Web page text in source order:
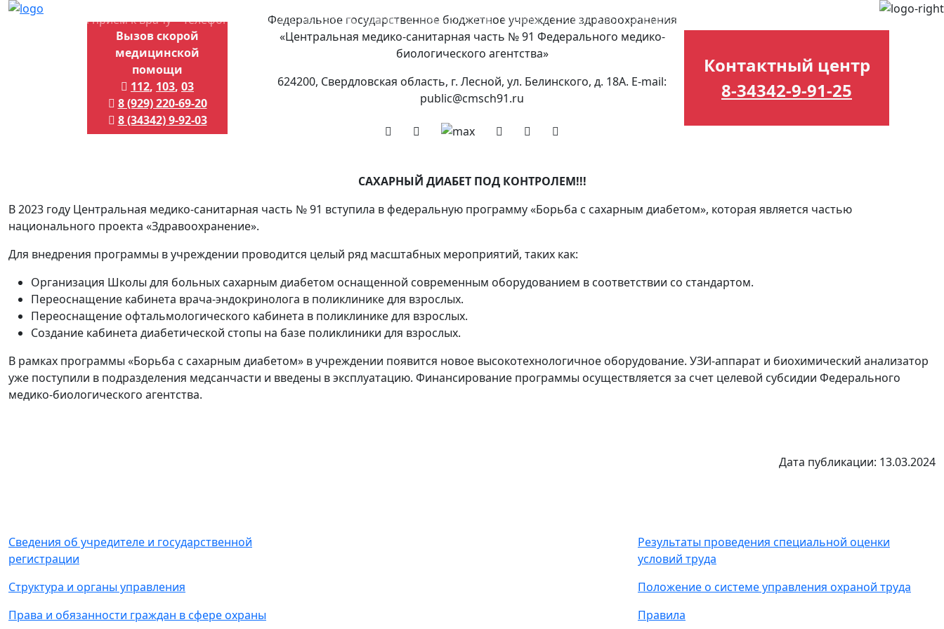
Запись на прием к врачу Телефоны Расписание работы врачей и специалистов Режим и график работы подразделений
Вызов скорой
медицинской
помощи
112, 103, 03
8 (929) 220-69-20
8 (34342) 9-92-03
Федеральное государственное бюджетное учреждение здравоохранения
«Центральная медико-санитарная часть № 91 Федерального медико-
биологического агентства»
624200, Свердловская область, г. Лесной, ул. Белинского, д. 18А. E-mail:
public@cmsch91.ru
Контактный центр
8-34342-9-91-25
САХАРНЫЙ ДИАБЕТ ПОД КОНТРОЛЕМ!!!
В 2023 году Центральная медико-санитарная часть № 91 вступила в федеральную программу «Борьба с сахарным диабетом», которая является частью
национального проекта «Здравоохранение».
Для внедрения программы в учреждении проводится целый ряд масштабных мероприятий, таких как:
Организация Школы для больных сахарным диабетом оснащенной современным оборудованием в соответствии со стандартом.
Переоснащение кабинета врача-эндокринолога в поликлинике для взрослых.
Переоснащение офтальмологического кабинета в поликлинике для взрослых.
Создание кабинета диабетической стопы на базе поликлиники для взрослых.
В рамках программы «Борьба с сахарным диабетом» в учреждении появится новое высокотехнологичное оборудование. УЗИ-аппарат и биохимический анализатор
уже поступили в подразделения медсанчасти и введены в эксплуатацию. Финансирование программы осуществляется за счет целевой субсидии Федерального
медико-биологического агентства.
Дата публикации: 13.03.2024
Сведения об учредителе и государственной
регистрации
Структура и органы управления
Права и обязанности граждан в сфере охраны
Результаты проведения специальной оценки
условий труда
Положение о системе управления охраной труда
Правила